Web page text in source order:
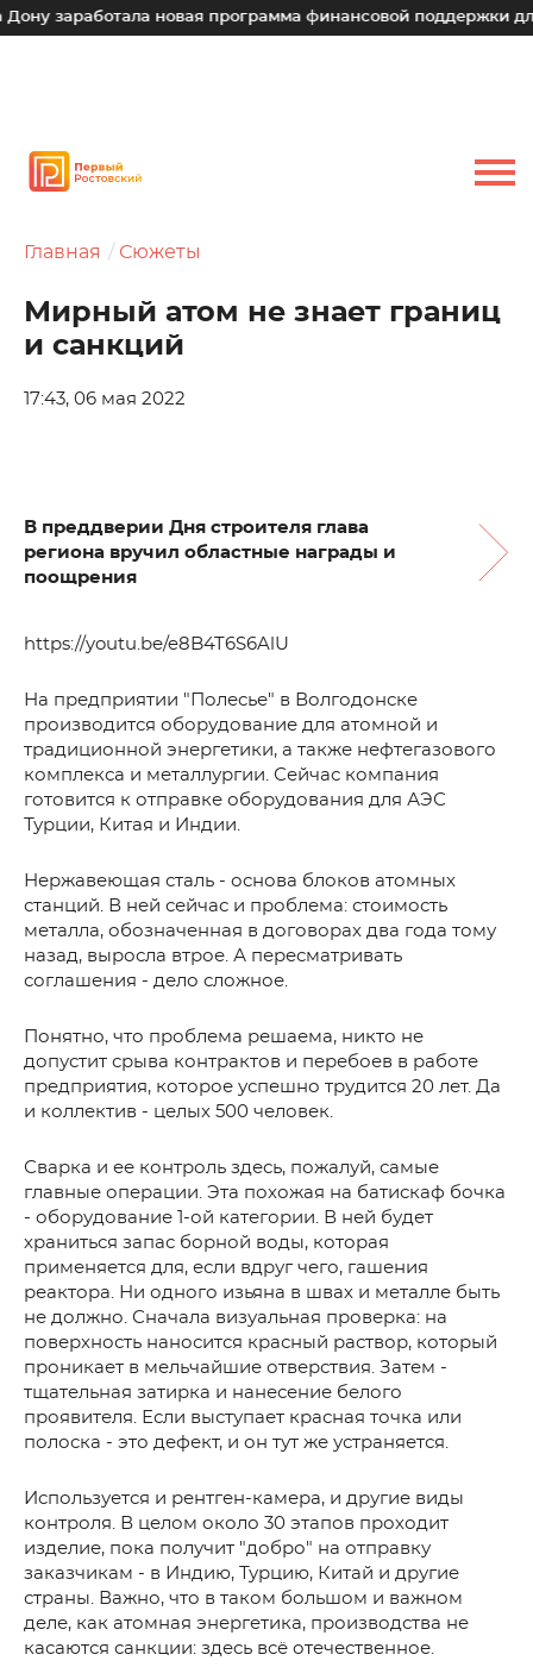
новая программа финансовой поддержки для малых
Главная Сюжеты
Мирный атом не знает границ
и санкций
17:43, 06 мая 2022
В преддверии Дня строителя глава
региона вручил областные награды и
поощрения
https://youtu.be/e8B4T6S6AlU
На предприятии "Полесье" в Волгодонске
производится оборудование для атомной и
традиционной энергетики, а также нефтегазового
комплекса и металлургии. Сейчас компания
готовится к отправке оборудования для АЭС
Турции, Китая и Индии.
Нержавеющая сталь - основа блоков атомных
станций. В ней сейчас и проблема: стоимость
металла, обозначенная в договорах два года тому
назад, выросла втрое. А пересматривать
соглашения - дело сложное.
Понятно, что проблема решаема, никто не
допустит срыва контрактов и перебоев в работе
предприятия, которое успешно трудится 20 лет. Да
и коллектив - целых 500 человек.
Сварка и ее контроль здесь, пожалуй, самые
главные операции. Эта похожая на батискаф бочка
- оборудование 1-ой категории. В ней будет
храниться запас борной воды, которая
применяется для, если вдруг чего, гашения
реактора. Ни одного изьяна в швах и металле быть
не должно. Сначала визуальная проверка: на
поверхность наносится красный раствор, который
проникает в мельчайшие отверствия. Затем -
тщательная затирка и нанесение белого
проявителя. Если выступает красная точка или
полоска - это дефект, и он тут же устраняется.
Используется и рентген-камера, и другие виды
контроля. В целом около 30 этапов проходит
изделие, пока получит "добро" на отправку
заказчикам - в Индию, Турцию, Китай и другие
страны. Важно, что в таком большом и важном
деле, как атомная энергетика, производства не
касаются санкции: здесь всё отечественное.